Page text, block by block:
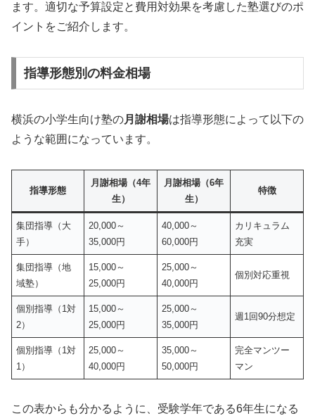
ます。適切な予算設定と費用対効果を考慮した塾選びのポ
イントをご紹介します。
指導形態別の料金相場
横浜の小学生向け塾の月謝相場は指導形態によって以下の
ような範囲になっています。
指導形態
月謝相場（4年
生）
月謝相場（6年
生）
特徴
集団指導（大
手）
20,000～
35,000円
40,000～
60,000円
カリキュラム
充実
集団指導（地
域塾）
15,000～
25,000円
25,000～
40,000円
個別対応重視
個別指導（1対
2）
15,000～
25,000円
25,000～
35,000円
週1回90分想定
個別指導（1対
1）
25,000～
40,000円
35,000～
50,000円
完全マンツー
マン
この表からも分かるように、受験学年である6年生になる